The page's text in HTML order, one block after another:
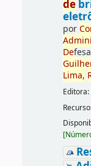
de
por
Defesa
Lima,
Editora:
[